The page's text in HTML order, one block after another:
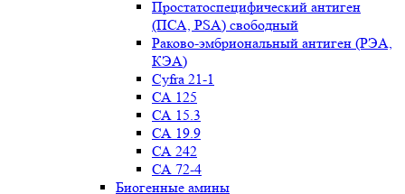
Простатоспецифический антиген
(ПСА, PSA) свободный
Раково-эмбриональный антиген (РЭА,
КЭА)
Сyfra 21-1
СА 125
СА 15.3
СА 19.9
СА 242
СА 72-4
Биогенные амины